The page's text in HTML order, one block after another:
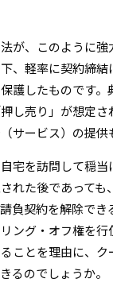
が、このように
、軽率に契約締
護したものです
し売り」が想定
サービス）の提供
宅を訪問して穏
れた後であって
負契約を解除でき
ング・オフ権を
ことを理由に、
るのでしょうか。